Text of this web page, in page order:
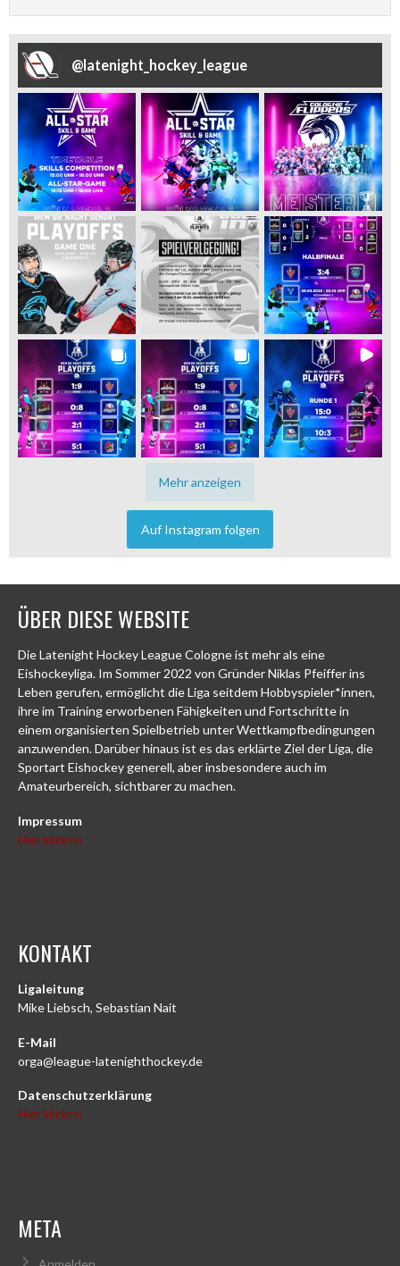
@latenight_hockey_league
Mehr anzeigen
Auf Instagram folgen
ÜBER DIESE WEBSITE
Die Latenight Hockey League Cologne ist mehr als eine
Eishockeyliga. Im Sommer 2022 von Gründer Niklas Pfeiffer ins
Leben gerufen, ermöglicht die Liga seitdem Hobbyspieler*innen,
ihre im Training erworbenen Fähigkeiten und Fortschritte in
einem organisierten Spielbetrieb unter Wettkampfbedingungen
anzuwenden. Darüber hinaus ist es das erklärte Ziel der Liga, die
Sportart Eishockey generell, aber insbesondere auch im
Amateurbereich, sichtbarer zu machen.
Impressum
Hier klicken
KONTAKT
Ligaleitung
Mike Liebsch, Sebastian Nait
E-Mail
orga@league-latenighthockey.de
Datenschutzerklärung
Hier klicken
META